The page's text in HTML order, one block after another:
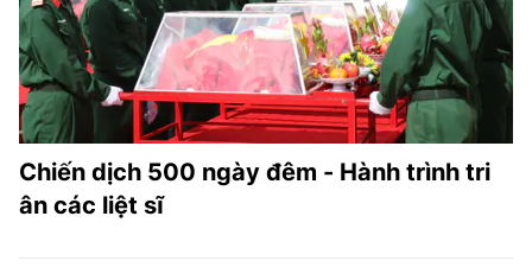
Chiến dịch 500 ngày đêm - Hành trình tri
ân các liệt sĩ